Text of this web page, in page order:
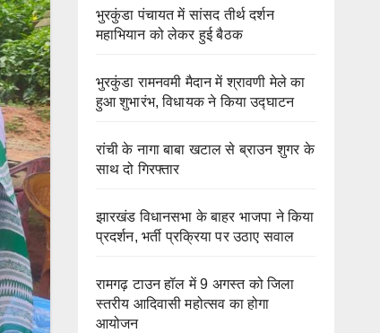
भुरकुंडा पंचायत में सांसद तीर्थ दर्शन
महाभियान को लेकर हुई बैठक
भुरकुंडा रामनवमी मैदान में श्रावणी मेले का
हुआ शुभारंभ, विधायक ने किया उद्घाटन
रांची के नागा बाबा खटाल से ब्राउन शुगर के
साथ दो गिरफ्तार
झारखंड विधानसभा के बाहर भाजपा ने किया
प्रदर्शन, भर्ती प्रक्रिया पर उठाए सवाल
रामगढ़ टाउन हॉल में 9 अगस्त को जिला
स्तरीय आदिवासी महोत्सव का होगा
आयोजन